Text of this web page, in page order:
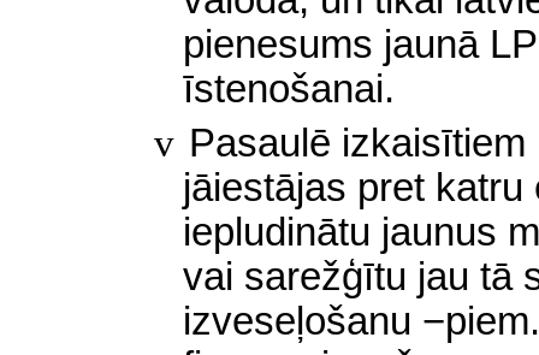
pienesums jaunā
īstenošanai.
v Pasaulē
jāiestājas pret katru
iepludinātu jaunus
vai sarežģītu jau tā
izveseļošanu